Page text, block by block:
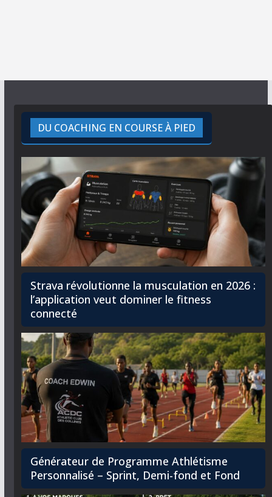
DU COACHING EN COURSE À PIED
Strava révolutionne la musculation en 2026 :
l’application veut dominer le fitness
connecté
Générateur de Programme Athlétisme
Personnalisé – Sprint, Demi-fond et Fond